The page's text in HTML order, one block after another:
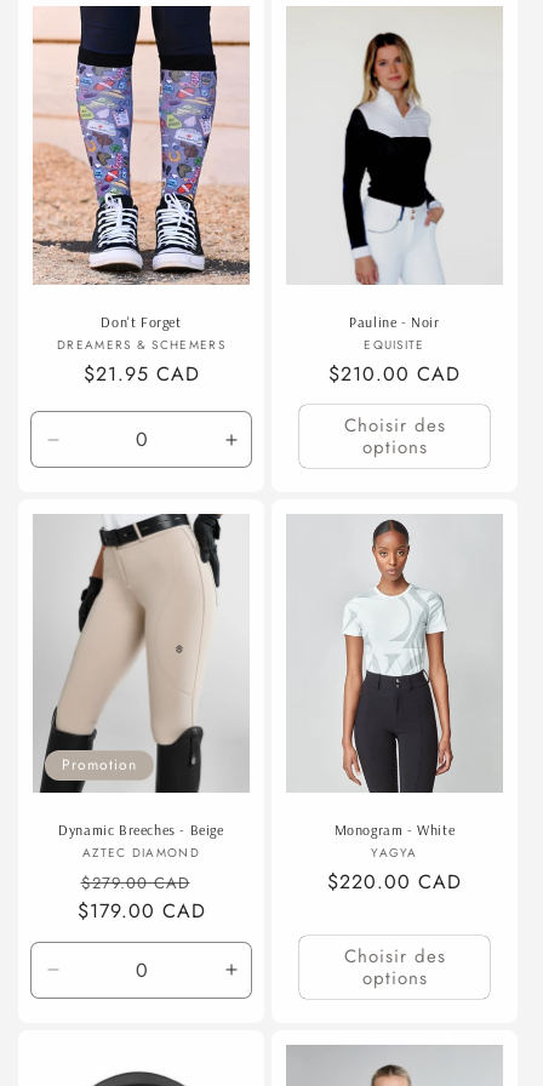
Grand/Très
Grand
Don't Forget
Fournisseur :
DREAMERS & SCHEMERS
Prix
$21.95 CAD
la
Default
Title
Augmenter
la
Pauline - Noir
Fournisseur :
EQUISITE
Prix
habituel
$210.00 CAD
Choisir des
options
Promotion
Dynamic Breeches - Beige
Fournisseur :
AZTEC DIAMOND
Prix
habituel
$279.00 CAD
promotionnel
$179.00 CAD
la
Augmenter
la
Monogram - White
Fournisseur :
YAGYA
Prix
$220.00 CAD
Choisir des
options